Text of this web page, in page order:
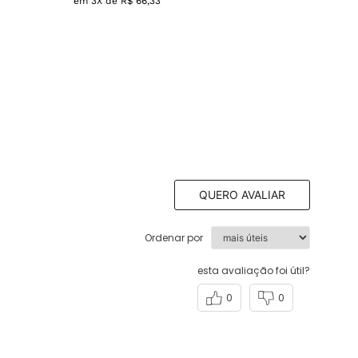
QUERO AVALIAR
Ordenar por
esta avaliação foi útil?
0
0